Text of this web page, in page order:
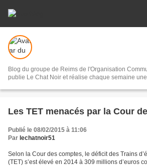
Blog du groupe de Reims de l'Organisation
publie Le Chat Noir et réalise chaque semaine
Les TET menacés par la Cour
Publié le 08/02/2015 à 11:06
Par lechatnoir51
Selon la Cour des comptes, le déficit des Trains
(TET) s’est élevé en 2014 à 309 millions d’euros